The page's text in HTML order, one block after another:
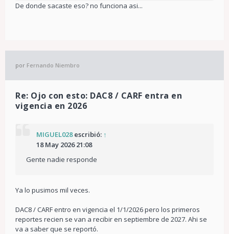
De donde sacaste eso? no funciona asi...
por Fernando Niembro
Re: Ojo con esto: DAC8 / CARF entra en
vigencia en 2026
MIGUEL028escribió: ↑
18 May 2026 21:08
Gente nadie responde
Ya lo pusimos mil veces.
DAC8 / CARF entro en vigencia el 1/1/2026 pero los primeros
reportes recien se van a recibir en septiembre de 2027. Ahi se
va a saber que se reportó.